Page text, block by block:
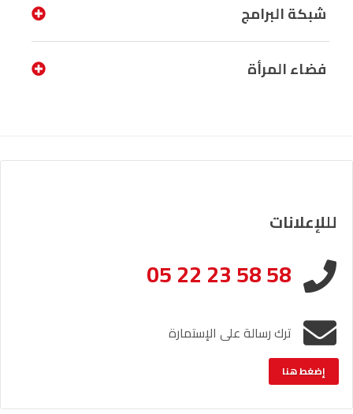
شبكة البرامج
فضاء المرأة
لللإعلانات
05 22 23 58 58
ترك رسالة على الإستمارة
إضغط هنا